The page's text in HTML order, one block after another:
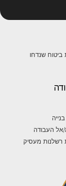
ביטוח שנדחו
אל העבודה
רשלנות מעסיק